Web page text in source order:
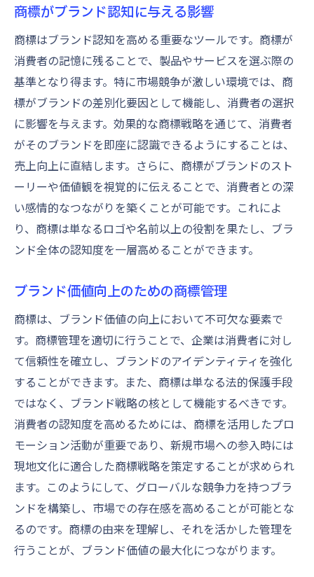
商標がブランド認知に与える影響
商標はブランド認知を高める重要なツールです。商標が
消費者の記憶に残ることで、製品やサービスを選ぶ際の
基準となり得ます。特に市場競争が激しい環境では、商
標がブランドの差別化要因として機能し、消費者の選択
に影響を与えます。効果的な商標戦略を通じて、消費者
がそのブランドを即座に認識できるようにすることは、
売上向上に直結します。さらに、商標がブランドのスト
ーリーや価値観を視覚的に伝えることで、消費者との深
い感情的なつながりを築くことが可能です。これによ
り、商標は単なるロゴや名前以上の役割を果たし、ブラ
ンド全体の認知度を一層高めることができます。
ブランド価値向上のための商標管理
商標は、ブランド価値の向上において不可欠な要素で
す。商標管理を適切に行うことで、企業は消費者に対し
て信頼性を確立し、ブランドのアイデンティティを強化
することができます。また、商標は単なる法的保護手段
ではなく、ブランド戦略の核として機能するべきです。
消費者の認知度を高めるためには、商標を活用したプロ
モーション活動が重要であり、新規市場への参入時には
現地文化に適合した商標戦略を策定することが求められ
ます。このようにして、グローバルな競争力を持つブラ
ンドを構築し、市場での存在感を高めることが可能とな
るのです。商標の由来を理解し、それを活かした管理を
行うことが、ブランド価値の最大化につながります。